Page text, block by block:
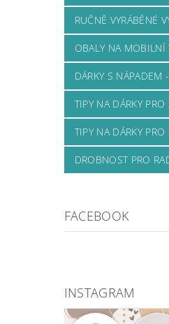
RUČNĚ VYRÁBĚNÉ
OBALY NA MOBILNÍ
DÁRKY S NÁPADEM
TIPY NA DÁRKY PRO
TIPY NA DÁRKY
DROBNOST PRO
FACEBOOK
INSTAGRAM